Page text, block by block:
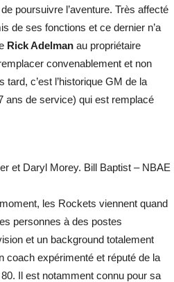
poursuivre l’aventure. Très affecté
de ses fonctions et ce dernier n’a
Rick Adelmanau propriétaire
convenablement et non
tard, c’est l’historique GM de la
ans de service) qui est remplacé
et Daryl Morey. Bill Baptist – NBAE
les Rockets viennent quand
personnes à des postes
et un background totalement
coach expérimenté et réputé de la
Il est notamment connu pour sa